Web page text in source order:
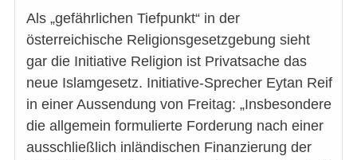
Als „gefährlichen Tiefpunkt“ in der
österreichische Religionsgesetzgebung sieht
gar die Initiative Religion ist Privatsache das
neue Islamgesetz. Initiative-Sprecher Eytan Reif
in einer Aussendung von Freitag: „Insbesondere
die allgemein formulierte Forderung nach einer
ausschließlich inländischen Finanzierung der